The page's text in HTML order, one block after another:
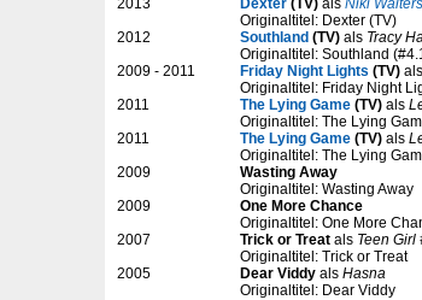
Originaltitel: Dexter (TV)
2012
Southland (TV) als Tracy
Originaltitel: Southland
2009 - 2011
Friday Night Lights (TV) als
Originaltitel: Friday Night
2011
The Lying Game (TV) als
Originaltitel: The Lying
2011
The Lying Game (TV) als
Originaltitel: The Lying
2009
Wasting Away
Originaltitel: Wasting Away
2009
One More Chance
Originaltitel: One More
2007
Trick or Treat als Teen Girl
Originaltitel: Trick or Treat
2005
Dear Viddy als Hasna
Originaltitel: Dear Viddy